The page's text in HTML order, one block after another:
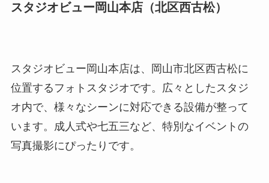
スタジオビュー岡山本店（北区西古松）
スタジオビュー岡山本店は、岡山市北区西古松に
位置するフォトスタジオです。広々としたスタジ
オ内で、様々なシーンに対応できる設備が整って
います。成人式や七五三など、特別なイベントの
写真撮影にぴったりです。